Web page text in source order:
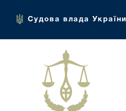
Судова влада України